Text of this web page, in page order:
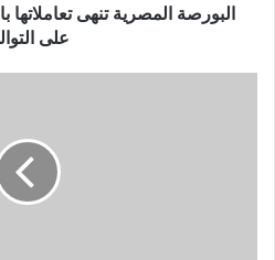
البورصة المصرية تنهى تعاملاتها
على